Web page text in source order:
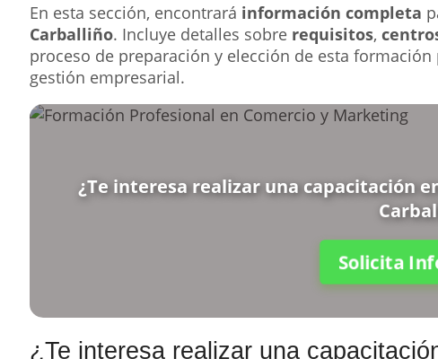
En esta sección, encontrará información completa
Carballiño. Incluye detalles sobre requisitos,
proceso de preparación y elección de esta
gestión empresarial.
¿Te interesa realizar una capacitación
Solicita
¿Te interesa realizar una